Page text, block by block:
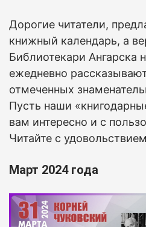
Дорогие читатели,
книжный календарь, а
Библиотекари Ангарска
ежедневно
отмеченных
Пусть наши
вам интересно и с
Читайте с
Март 2024 года